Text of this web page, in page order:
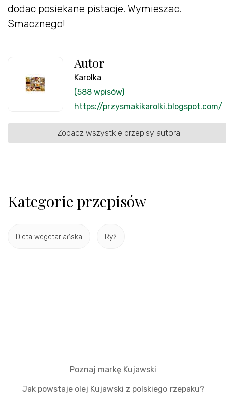
dodac posiekane pistacje. Wymieszac.
Smacznego!
Autor
Karolka
(588 wpisów)
https://przysmakikarolki.blogspot.com/
Zobacz wszystkie przepisy autora
Kategorie przepisów
Dieta wegetariańska Ryż
Poznaj markę Kujawski
Jak powstaje olej Kujawski z polskiego rzepaku?